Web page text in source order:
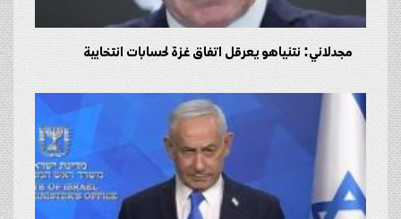
مجدلاني: نتنياهو يعرقل اتفاق غزة لحسابات انتخابية